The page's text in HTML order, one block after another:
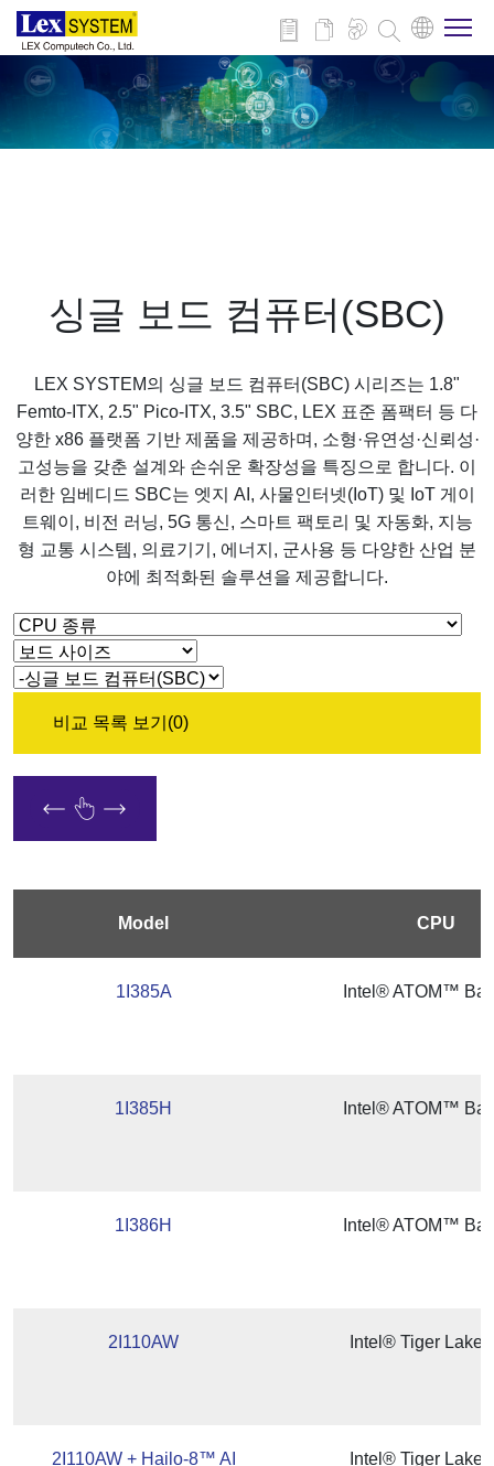
회사 소개
뉴스
연락처
싱글 보드 컴퓨터(SBC)
LEX SYSTEM의 싱글 보드 컴퓨터(SBC) 시리즈는 1.8"
Femto-ITX, 2.5" Pico-ITX, 3.5" SBC, LEX 표준 폼팩터 등 다
양한 x86 플랫폼 기반 제품을 제공하며, 소형·유연성·신뢰성·
고성능을 갖춘 설계와 손쉬운 확장성을 특징으로 합니다. 이
러한 임베디드 SBC는 엣지 AI, 사물인터넷(IoT) 및 IoT 게이
트웨이, 비전 러닝, 5G 통신, 스마트 팩토리 및 자동화, 지능
형 교통 시스템, 의료기기, 에너지, 군사용 등 다양한 산업 분
야에 최적화된 솔루션을 제공합니다.
비교 목록 보기 (0)
Model CPU
1I385A Intel® ATOM™
1I385H Intel® ATOM™
1I386H Intel® ATOM™
2I110AW Intel® Tiger Lake-
2I110AW + Hailo-8™ AI
Intel® Tiger Lake-